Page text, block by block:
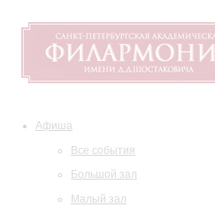
Афиша
Все события
Большой зал
Малый зал